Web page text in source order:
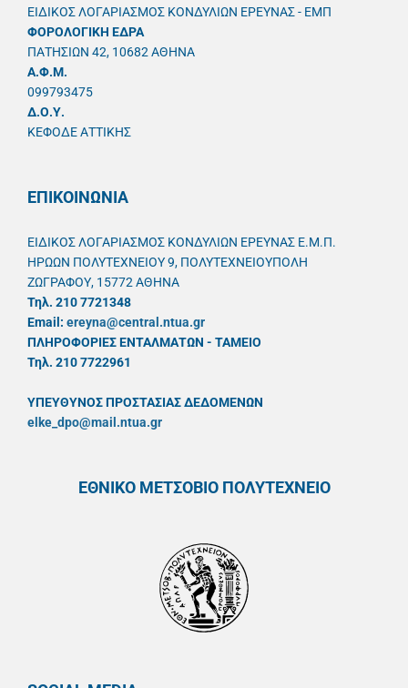
ΕΙΔΙΚΟΣ ΛΟΓΑΡΙΑΣΜΟΣ ΚΟΝΔΥΛΙΩΝ ΕΡΕΥΝΑΣ - ΕΜΠ
ΦΟΡΟΛΟΓΙΚΗ ΕΔΡΑ
ΠΑΤΗΣΙΩΝ 42, 10682 ΑΘΗΝΑ
A.Φ.Μ.
099793475
Δ.Ο.Υ.
ΚΕΦΟΔΕ ΑΤΤΙΚΗΣ
ΕΠΙΚΟΙΝΩΝΙΑ
ΕΙΔΙΚΟΣ ΛΟΓΑΡΙΑΣΜΟΣ ΚΟΝΔΥΛΙΩΝ ΕΡΕΥΝΑΣ Ε.Μ.Π.
ΗΡΩΩΝ ΠΟΛΥΤΕΧΝΕΙΟΥ 9, ΠΟΛΥΤΕΧΝΕΙΟΥΠΟΛΗ
ΖΩΓΡΑΦΟΥ, 15772 ΑΘΗΝΑ
Τηλ. 210 7721348
Email: ereyna@central.ntua.gr
ΠΛΗΡΟΦΟΡΙΕΣ ΕΝΤΑΛΜΑΤΩΝ - ΤΑΜΕΙΟ
Τηλ. 210 7722961
ΥΠΕΥΘYΝΟΣ ΠΡΟΣΤΑΣΙΑΣ ΔΕΔΟΜΕΝΩΝ
elke_dpo@mail.ntua.gr
ΕΘΝΙΚΟ ΜΕΤΣΟΒΙΟ ΠΟΛΥΤΕΧΝΕΙΟ